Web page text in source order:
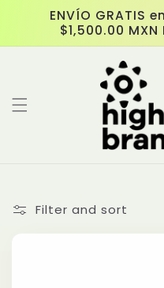
Skip to
content
ENVÍO GRATIS
$1,500.00 MXN
Filter and sort